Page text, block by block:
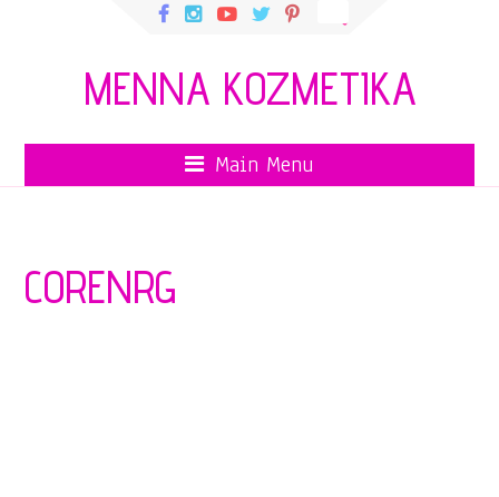
MENNA KOZMETIKA
Main Menu
CORENRG